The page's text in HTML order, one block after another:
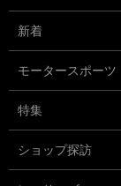
新着
モータースポーツ
特集
ショップ探訪